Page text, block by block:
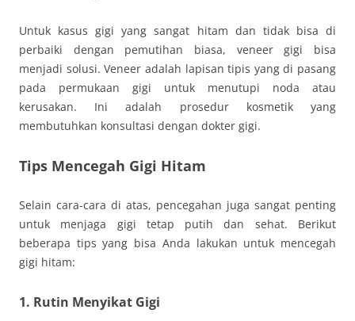
Untuk kasus gigi yang sangat hitam dan tidak bisa di
perbaiki dengan pemutihan biasa, veneer gigi bisa
menjadi solusi. Veneer adalah lapisan tipis yang di pasang
pada permukaan gigi untuk menutupi noda atau
kerusakan. Ini adalah prosedur kosmetik yang
membutuhkan konsultasi dengan dokter gigi.
Tips Mencegah Gigi Hitam
Selain cara-cara di atas, pencegahan juga sangat penting
untuk menjaga gigi tetap putih dan sehat. Berikut
beberapa tips yang bisa Anda lakukan untuk mencegah
gigi hitam:
1. Rutin Menyikat Gigi